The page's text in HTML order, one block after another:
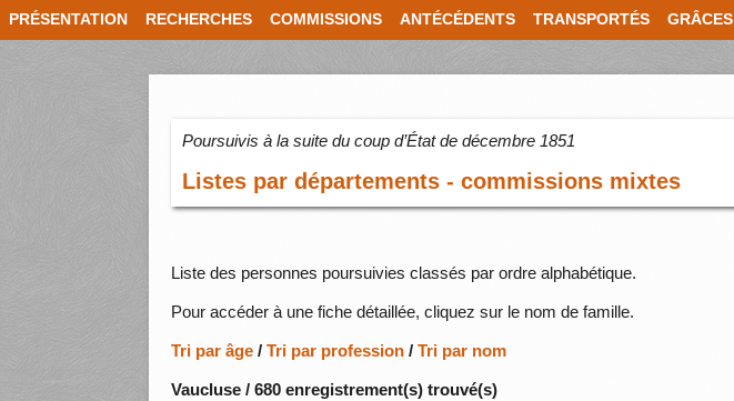
PRÉSENTATION RECHERCHES COMMISSIONS ANTÉCÉDENTS TRANSPORTÉS GRÂCES
Poursuivis à la suite du coup d’État de décembre 1851
Listes par départements - commissions mixtes
Liste des personnes poursuivies classés par ordre alphabétique.
Pour accéder à une fiche détaillée, cliquez sur le nom de famille.
Tri par âge /Tri par profession /Tri par nom
Vaucluse / 680 enregistrement(s) trouvé(s)